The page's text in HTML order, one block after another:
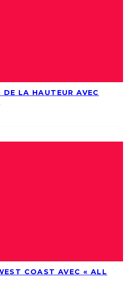
DE LA HAUTEUR AVEC
COAST AVEC « ALL